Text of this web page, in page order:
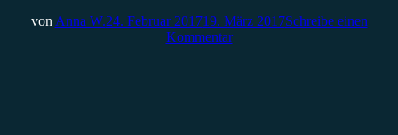
von Anna W.24. Februar 201719. März 2017Schreibe einen
Kommentar